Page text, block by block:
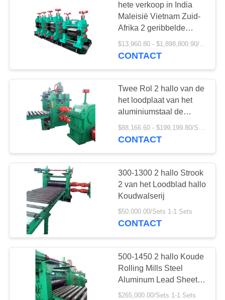
SITEMAP
PRIVACY
hete verkoop in India
Maleisië Vietnam Zuid-
Afrika 2 geribbelde
koudgewalste
staalfabriek walserij
CONTACT
Twee Rol 2 hallo van de
het loodplaat van het
aluminiumstaal de
koudwalserij
$88,166.60 - $199,199.80/Sets
CONTACT
300-1300 2 hallo Strook
2 van het Loodblad hallo
Koudwalserij
$50,000.00/Sets 1-1 Sets
CONTACT
500-1450 2 hallo Koude
Rolling Mills Steel
Aluminum Lead Sheet
Strook
$265,000.00/Sets 1-1 Sets